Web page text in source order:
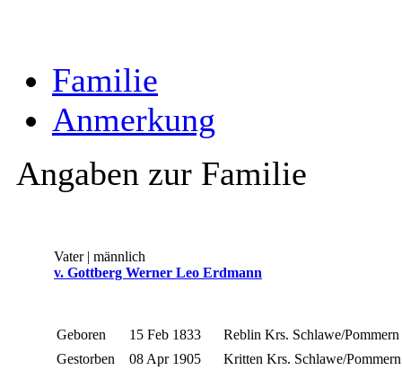
Familie
Anmerkung
Angaben zur Familie
Vater | männlich
v. Gottberg Werner Leo Erdmann
Geboren 15 Feb 1833
Reblin Krs. Schlawe/Pommern
Gestorben
08 Apr 1905
Kritten Krs. Schlawe/